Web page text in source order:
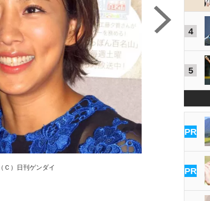
Ｃ）日刊ゲンダイ
4
5
PR
PR